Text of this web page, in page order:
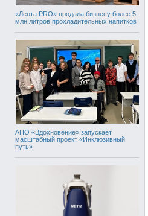
«Лента PRO» продала бизнесу более 5
млн литров прохладительных напитков
АНО «Вдохновение» запускает
масштабный проект «Инклюзивный
путь»